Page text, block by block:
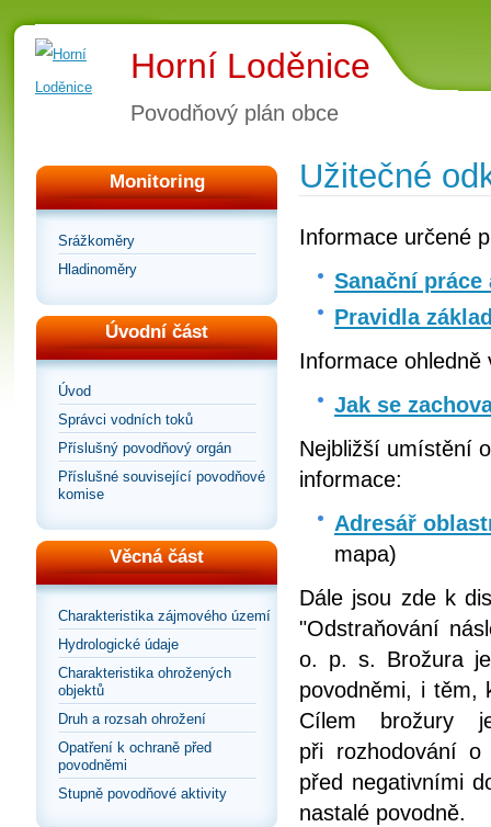
Horní Loděnice
Povodňový plán obce
Monitoring
Srážkoměry
Hladinoměry
Úvodní část
Úvod
Správci vodních toků
Příslušný povodňový orgán
Příslušné související povodňové
komise
Věcná část
Charakteristika zájmového území
Hydrologické údaje
Charakteristika ohrožených
objektů
Druh a rozsah ohrožení
Opatření k ochraně před
povodněmi
Stupně povodňové aktivity
Užitečné
Informace určené
Sanační
Pravidla
Informace ohledně
Jak se
Nejbližší umístění
informace:
Adresář
mapa)
Dále jsou zde k
"Odstraňování
o. p. s. Brožura
povodněmi, i těm,
Cílem brožury
při rozhodování
před negativními
nastalé povodně.